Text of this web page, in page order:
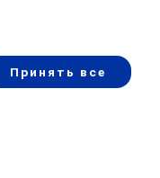
Принять все